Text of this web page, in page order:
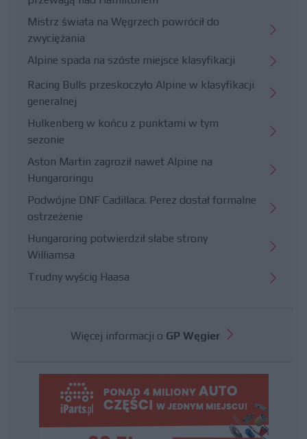
Mistrz świata na Węgrzech powrócił do
zwyciężania
Alpine spada na szóste miejsce klasyfikacji
Racing Bulls przeskoczyło Alpine w klasyfikacji
generalnej
Hulkenberg w końcu z punktami w tym
sezonie
Aston Martin zagroził nawet Alpine na
Hungaroringu
Podwójne DNF Cadillaca. Perez dostał formalne
ostrzeżenie
Hungaroring potwierdził słabe strony
Williamsa
Trudny wyścig Haasa
Więcej informacji o GP Węgier